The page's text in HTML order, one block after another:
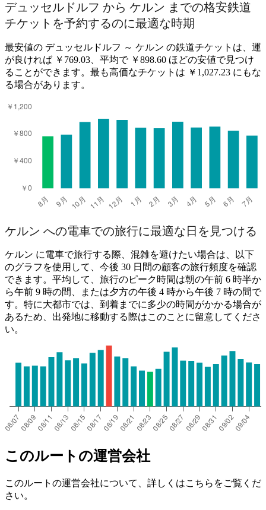
デュッセルドルフ から ケルン までの格安鉄道
チケットを予約するのに最適な時期
最安値の デュッセルドルフ ～ ケルン の鉄道チケットは、運
が良ければ ￥769.03、平均で ￥898.60 ほどの安値で見つけ
ることができます。最も高価なチケットは ￥1,027.23 にもな
る場合があります。
ケルン への電車での旅行に最適な日を見つける
ケルン に電車で旅行する際、混雑を避けたい場合は、以下
のグラフを使用して、今後 30 日間の顧客の旅行頻度を確認
できます。平均して、旅行のピーク時間は朝の午前 6 時半か
ら午前 9 時の間、または夕方の午後 4 時から午後 7 時の間で
す。特に大都市では、到着までに多少の時間がかかる場合が
あるため、出発地に移動する際はこのことに留意してくださ
い。
このルートの運営会社
このルートの運営会社について、詳しくはこちらをご覧くだ
さい。